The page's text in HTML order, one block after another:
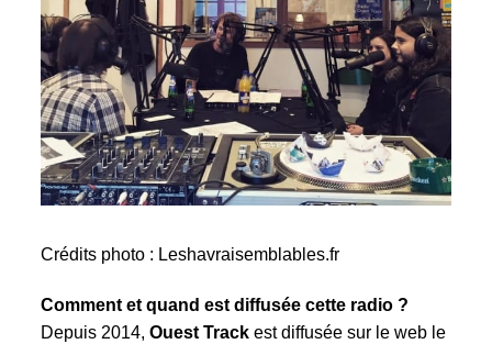
Crédits photo : Leshavraisemblables.fr
Comment et quand est diffusée cette radio ?
Depuis 2014,Ouest Track est diffusée sur le web le